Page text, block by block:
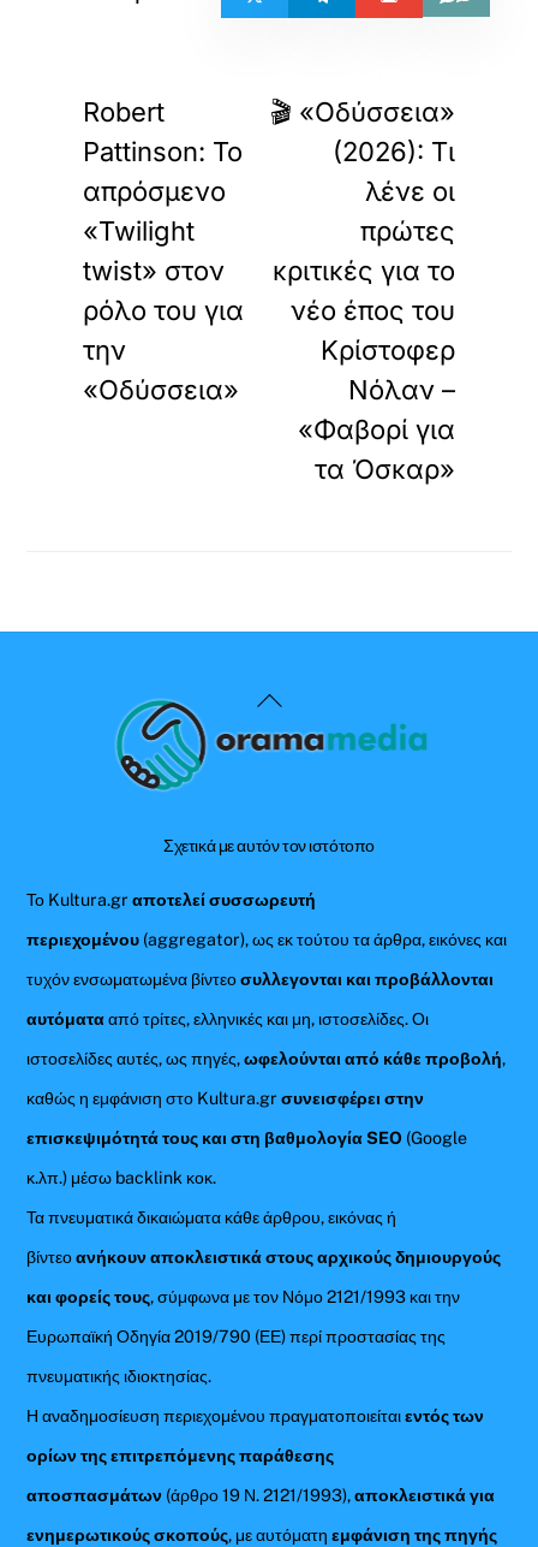
Robert
Pattinson: Το
απρόσμενο
«Twilight
twist» στον
ρόλο του για
την
«Οδύσσεια»
🎬 «Οδύσσεια»
(2026): Τι
λένε οι
πρώτες
κριτικές για το
νέο έπος του
Κρίστοφερ
Νόλαν –
«Φαβορί για
τα Όσκαρ»
Back
To
Σχετικά με αυτόν τον ιστότοπο
Το Kultura.grαποτελεί συσσωρευτή
περιεχομένου (aggregator), ως εκ τούτου τα άρθρα, εικόνες και
τυχόν ενσωματωμένα βίντεοσυλλεγονται και προβάλλονται
αυτόματααπό τρίτες, ελληνικές και μη, ιστοσελίδες. Οι
ιστοσελίδες αυτές, ως πηγές,ωφελούνται από κάθε προβολή,
καθώς η εμφάνιση στο Kultura.gr συνεισφέρει στην
επισκεψιμότητά τους και στη βαθμολογία SEO (Google
κ.λπ.) μέσω backlink κοκ.
Τα πνευματικά δικαιώματα κάθε άρθρου, εικόνας ή
βίντεοανήκουν αποκλειστικά στους αρχικούς δημιουργούς
και φορείς τους, σύμφωνα με τον Νόμο 2121/1993 και την
Ευρωπαϊκή Οδηγία 2019/790 (ΕΕ) περί προστασίας της
πνευματικής ιδιοκτησίας.
Η αναδημοσίευση περιεχομένου πραγματοποιείταιεντός των
ορίων της επιτρεπόμενης παράθεσης
αποσπασμάτων (άρθρο 19 Ν. 2121/1993),αποκλειστικά για
ενημερωτικούς σκοπούς, με αυτόματηεμφάνιση της πηγής